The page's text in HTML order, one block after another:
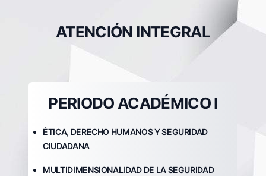
ATENCIÓN INTEGRAL
PERIODO ACADÉMICO I
ÉTICA, DERECHO HUMANOS Y SEGURIDAD
CIUDADANA
MULTIDIMENSIONALIDAD DE LA SEGURIDAD